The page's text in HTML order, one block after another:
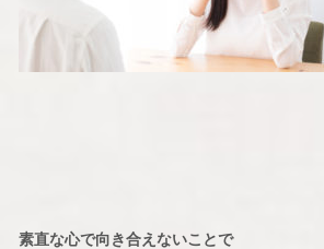
素直な心で向き合えないことで